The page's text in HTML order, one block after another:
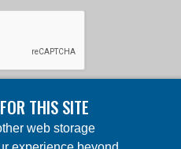
THIS SITE
web storage